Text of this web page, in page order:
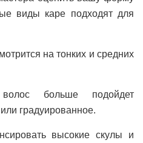
виды каре подходят для
на тонких и средних
больше подойдет
градуированное.
высокие скулы и